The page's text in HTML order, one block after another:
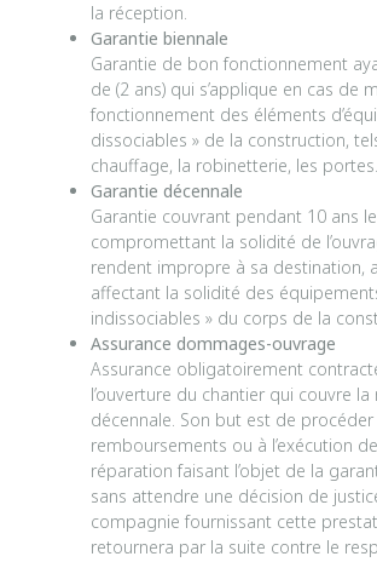
la réception.
Garantie biennale
Garantie de bon fonctionnement
de (2 ans) qui s’applique en cas de
fonctionnement des éléments
dissociables » de la construction,
chauffage, la robinetterie, les
Garantie décennale
Garantie couvrant pendant 10 ans
compromettant la solidité de
rendent impropre à sa destination,
affectant la solidité des
indissociables » du corps de la
Assurance dommages-ouvrage
Assurance obligatoirement
l’ouverture du chantier qui couvre
décennale. Son but est de procéder
remboursements ou à l’exécution
réparation faisant l’objet de la
sans attendre une décision de
compagnie fournissant cette
retournera par la suite contre le